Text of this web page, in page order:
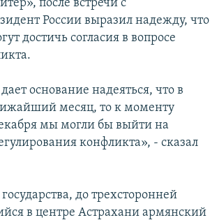
после встречи с
России выразил надежду, что
достичь согласия в вопросе
основание надеяться, что в
месяц, то к моменту
мы могли бы выйти на
конфликта», - сказал
до трехсторонней
в центре Астрахани армянский